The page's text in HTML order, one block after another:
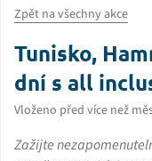
Zpět na všechny akce
Tunisko,
dní s all
Vloženo před více než
Zažijte